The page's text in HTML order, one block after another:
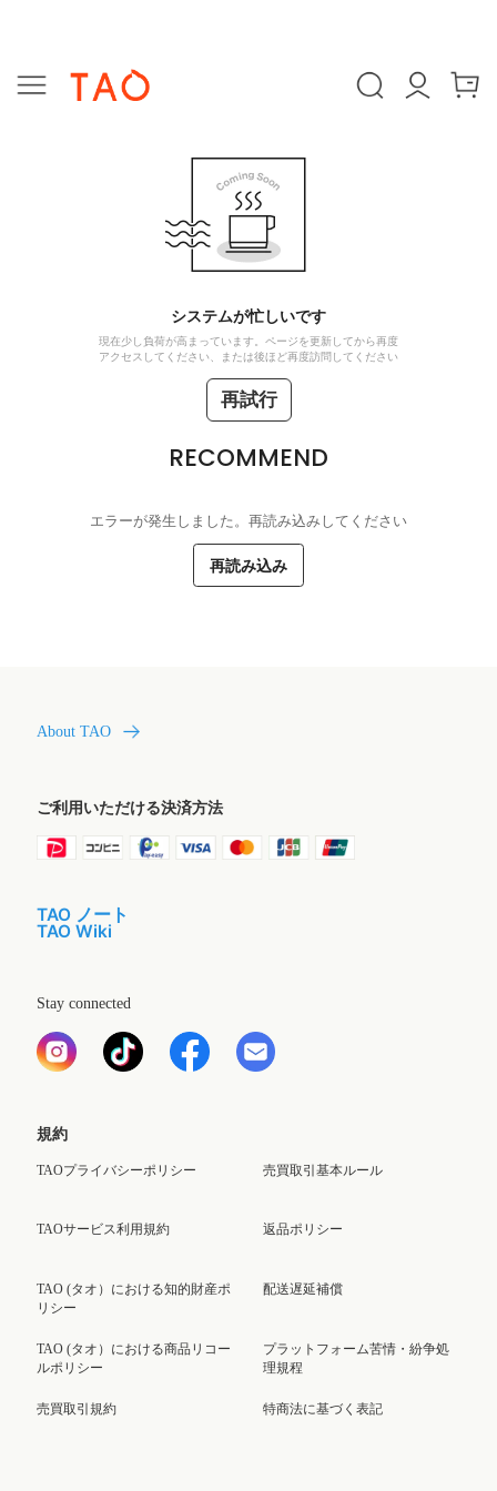
システムが忙しいです
現在少し負荷が高まっています。ページを更新してから再度
アクセスしてください、または後ほど再度訪問してください
再試行
RECOMMEND
エラーが発生しました。再読み込みしてください
再読み込み
About TAO
ご利用いただける決済方法
TAO ノート
TAO Wiki
Stay connected
規約
TAOプライバシーポリシー
TAOサービス利用規約
TAO (タオ）における知的財産ポ
リシー
TAO (タオ）における商品リコー
ルポリシー
売買取引規約
売買取引基本ルール
返品ポリシー
配送遅延補償
プラットフォーム苦情・紛争処
理規程
特商法に基づく表記